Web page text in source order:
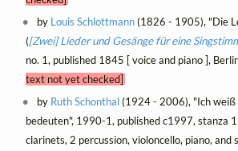
by Louis Schlottmann(1826 - 1905), "Die
([Zwei] Lieder und Gesänge für eine
no. 1, published 1845 [ voice and piano ],
text not yet checked]
by Ruth Schonthal(1924 - 2006), "Ich weiß
bedeuten", 1990-1, published c1997, stanza
clarinets, 2 percussion, violoncello, piano, and